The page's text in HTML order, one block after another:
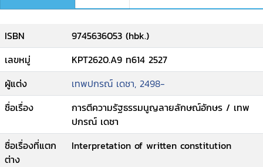
ISBN
9745636053 (hbk.)
เลขหมู่
KPT2620.A9 ท614 2527
ผู้แต่ง
เทพปกรณ์ เดชา, 2498-
ชื่อเรื่อง
การตีความรัฐธรรมนูญลายลักษณ์อักษร / เทพ
ปกรณ์ เดชา
ชื่อเรื่องที่แตก
ต่าง
Interpretation of written constitution